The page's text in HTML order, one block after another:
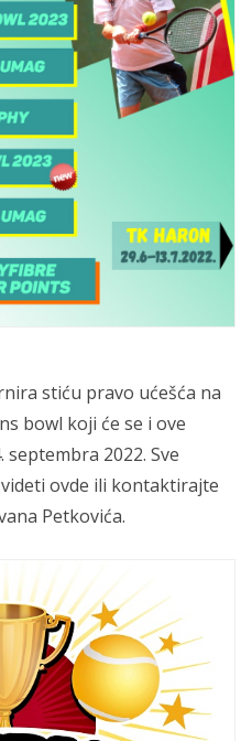
stiću pravo ućešća na
bowl koji će se i ove
2022. Sve
ovde ili kontaktirajte
Petkovića.